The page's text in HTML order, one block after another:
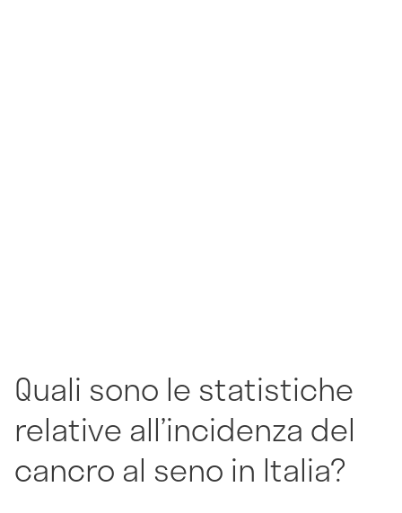
Quali sono le statistiche
relative all’incidenza del
cancro al seno in Italia?